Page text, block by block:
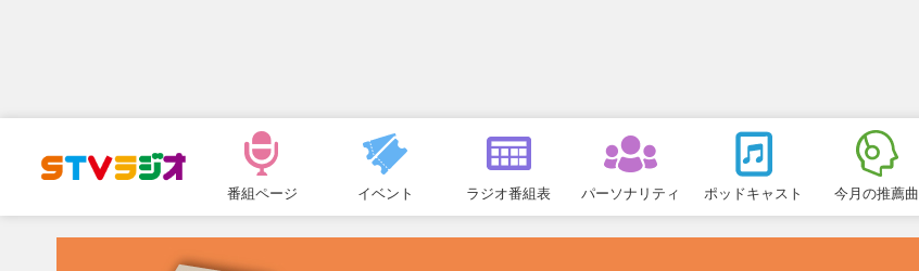
ュ
ー
番組ページ イベント ラジオ番組表 パーソナリティ ポッドキャスト 今月の推薦曲